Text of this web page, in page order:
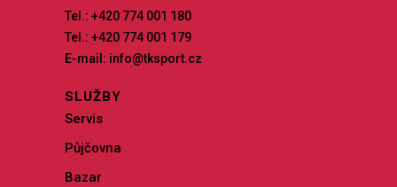
Tel.: +420 774 001 180
Tel.: +420 774 001 179
E-mail: info@tksport.cz
SLUŽBY
Servis
Půjčovna
Bazar